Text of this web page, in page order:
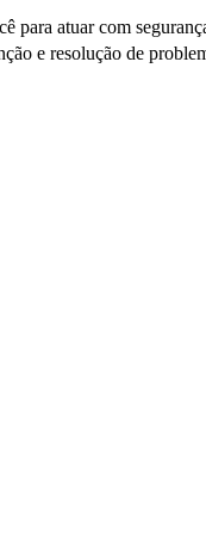
para atuar com
e resolução de